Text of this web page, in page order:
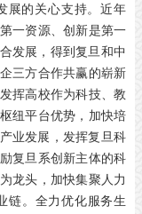
展的关心支持。近年
一资源、创新是第一
发展，得到复旦和中
三方合作共赢的崭新
挥高校作为科技、教
纽平台优势，加快培
业发展，发挥复旦科
复旦系创新主体的科
龙头，加快集聚人力
链。全力优化服务生